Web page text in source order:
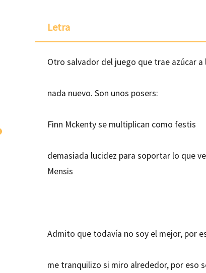
Letra
Otro salvador del juego que trae azúcar
nada nuevo. Son unos posers:
Finn Mckenty se multiplican como festis
demasiada lucidez para soportar lo que
Mensis
Admito que todavía no soy el mejor, por
me tranquilizo si miro alrededor, por eso